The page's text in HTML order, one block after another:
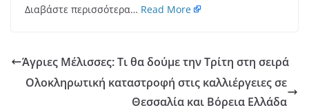
Διαβάστε περισσότερα… Read More
Άγριες Μέλισσες: Τι θα δούμε την Τρίτη στη σειρά
Ολοκληρωτική καταστροφή στις καλλιέργειες σε
Θεσσαλία και Βόρεια Ελλάδα